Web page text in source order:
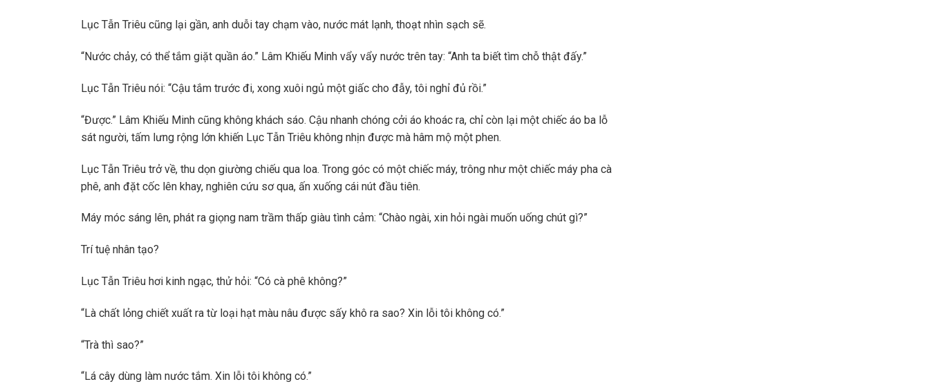
Lục Tẫn Triêu cũng lại gần, anh duỗi tay chạm vào, nước mát lạnh, thoạt nhìn sạch sẽ.
“Nước chảy, có thể tắm giặt quần áo.” Lâm Khiếu Minh vẩy vẩy nước trên tay: “Anh ta biết tìm chỗ thật đấy.”
Lục Tẫn Triêu nói: “Cậu tắm trước đi, xong xuôi ngủ một giấc cho đẫy, tôi nghỉ đủ rồi.”
“Được.” Lâm Khiếu Minh cũng không khách sáo. Cậu nhanh chóng cởi áo khoác ra, chỉ còn lại một chiếc áo ba lỗ
sát người, tấm lưng rộng lớn khiến Lục Tẫn Triêu không nhịn được mà hâm mộ một phen.
Lục Tẫn Triêu trở về, thu dọn giường chiếu qua loa. Trong góc có một chiếc máy, trông như một chiếc máy pha cà
phê, anh đặt cốc lên khay, nghiên cứu sơ qua, ấn xuống cái nút đầu tiên.
Máy móc sáng lên, phát ra giọng nam trầm thấp giàu tình cảm: “Chào ngài, xin hỏi ngài muốn uống chút gì?”
Trí tuệ nhân tạo?
Lục Tẫn Triêu hơi kinh ngạc, thử hỏi: “Có cà phê không?”
“Là chất lỏng chiết xuất ra từ loại hạt màu nâu được sấy khô ra sao? Xin lỗi tôi không có.”
“Trà thì sao?”
“Lá cây dùng làm nước tắm. Xin lỗi tôi không có.”